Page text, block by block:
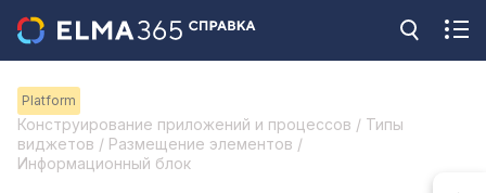
Platform
Конструирование приложений и процессов / Типы
виджетов / Размещение элементов /
Информационный блок